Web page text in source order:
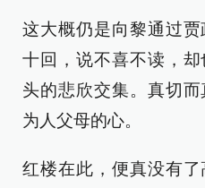
这大概仍是向黎通过
十回，说不喜不读，
头的悲欣交集。真切
为人父母的心。
红楼在此，便真没有